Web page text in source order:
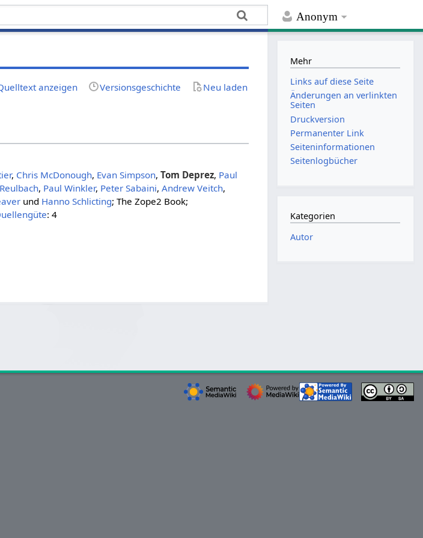
Anonym
anzeigen Versionsgeschichte Neu laden
, Chris McDonough, Evan Simpson, Tom Deprez, Paul
, Paul Winkler, Peter Sabaini, Andrew Veitch,
und Hanno Schlicting; The Zope2 Book;
: 4
Mehr
Links auf diese Seite
Änderungen an verlinkten
Seiten
Druckversion
Permanenter Link
Seiten­­informationen
Seitenlogbücher
Kategorien
Autor